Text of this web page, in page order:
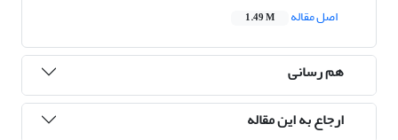
اصل مقاله
1.49 M
هم رسانی
ارجاع به این مقاله